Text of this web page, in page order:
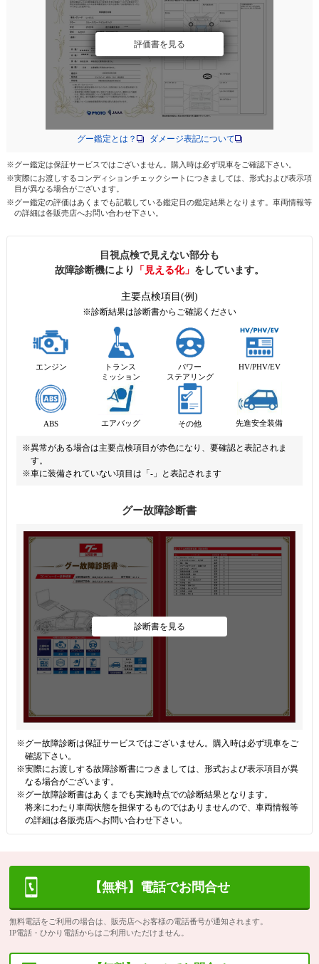
評価書を見る
グー鑑定とは？ ダメージ表記について
※グー鑑定は保証サービスではございません。購入時は必ず現車をご確認下さい。
※実際にお渡しするコンディションチェックシートにつきましては、形式および表示項
目が異なる場合がございます。
※グー鑑定の評価はあくまでも記載している鑑定日の鑑定結果となります。車両情報等
の詳細は各販売店へお問い合わせ下さい。
目視点検で見えない部分も
故障診断機により
「見える化」 をしています。
主要点検項目(例)
※診断結果は診断書からご確認ください
エンジン
トランス
ミッション
パワー
ステアリング
HV/PHV/EV
ABS エアバッグ その他 先進安全装備
※異常がある場合は主要点検項目が赤色になり、要確認と表記されま
す。
※車に装備されていない項目は「-」と表記されます
グー故障診断書
診断書を見る
※グー故障診断は保証サービスではございません。購入時は必ず現車をご
確認下さい。
※実際にお渡しする故障診断書につきましては、形式および表示項目が異
なる場合がございます。
※グー故障診断書はあくまでも実施時点での診断結果となります。
将来にわたり車両状態を担保するものではありませんので、車両情報等
の詳細は各販売店へお問い合わせ下さい。
【無料】電話でお問合せ
無料電話をご利用の場合は、販売店へお客様の電話番号が通知されます。
IP電話・ひかり電話からはご利用いただけません。